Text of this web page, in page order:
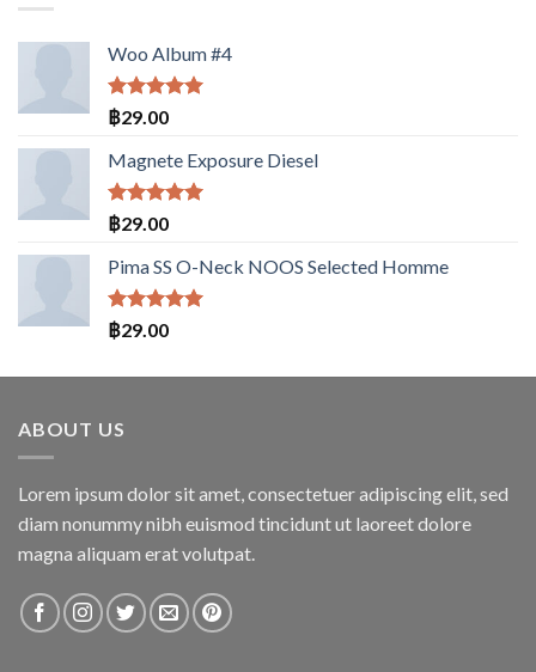
Woo Album #4
ให้คะแนน
5.00
1-5
คะแนน
฿29.00
Magnete Exposure Diesel
ให้คะแนน
5.00
1-5
คะแนน
฿29.00
Pima SS O-Neck NOOS Selected Homme
ให้คะแนน
5.00
คะแนน
฿29.00
ABOUT US
Lorem ipsum dolor sit amet, consectetuer adipiscing elit, sed
diam nonummy nibh euismod tincidunt ut laoreet dolore
magna aliquam erat volutpat.